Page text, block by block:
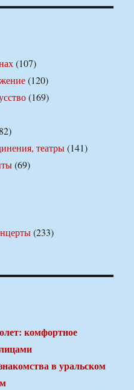
(107)
(120)
(169)
театры(141)
(69)
(233)
комфортное
в уральском